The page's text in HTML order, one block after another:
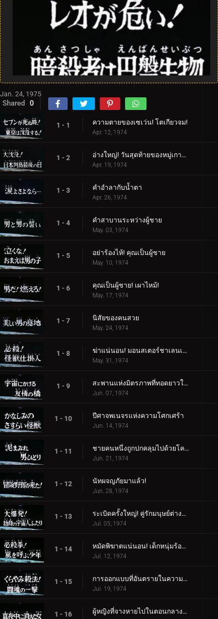
Jan. 24, 1975
Shared 0
1 - 1 ความตายของเซเว่น! โตเกียวจม!
Apr. 12, 1974
1 - 2 อ่างใหญ่! วันสุดท้ายของหมู่เกาะญี่ปุ่น
Apr. 19, 1974
1 - 3 คำอำลากับน้ำตา
Apr. 26, 1974
1 - 4 คำสาบานระหว่างผู้ชาย
May. 03, 1974
1 - 5 อย่าร้องไห้! คุณเป็นผู้ชาย
May. 10, 1974
1 - 6 คุณเป็นผู้ชาย! เผาไหม้!
May. 17, 1974
1 - 7 นิสัยของคนสวย
May. 24, 1974
1 - 8 ฆ่าแน่นอน! มอนสเตอร์ชาเลนเจอร์!
May. 31, 1974
1 - 9 สะพานแห่งมิตรภาพที่ทอดยาวในอวกาศ
Jun. 07, 1974
1 - 10 ปีศาจพเนจรแห่งความโศกเศร้า
Jun. 14, 1974
1 - 11 ชายคนหนึ่งถูกปกคลุมไปด้วยโคลน
Jun. 21, 1974
1 - 12 นัทผจญภัยมาแล้ว!
Jun. 28, 1974
1 - 13 ระเบิดครั้งใหญ่! คู่รักมนุษย์ต่างดาวผู้สิ้นหวัง
Jul. 05, 1974
1 - 14 หมัดพิฆาตแน่นอน! เด็กหนุ่มร้องเรียกเมื่อเกิดพายุ
Jul. 12, 1974
1 - 15 การออกแบบที่อันตรายในความมืด! โจมตีด้วยจิตวิญญาณแห่งการต่อสู้
Jul. 19, 1974
1 - 16 ผู้หญิงที่จางหายไปในตอนกลางคืน